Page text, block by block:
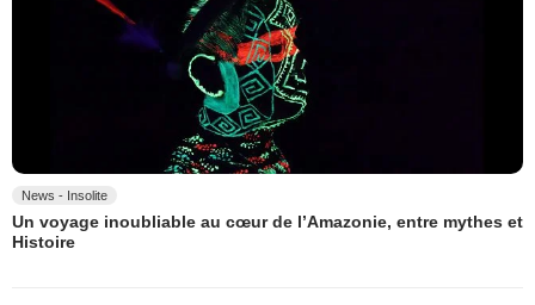
News - Insolite
Un voyage inoubliable au cœur de l’Amazonie, entre mythes et
Histoire